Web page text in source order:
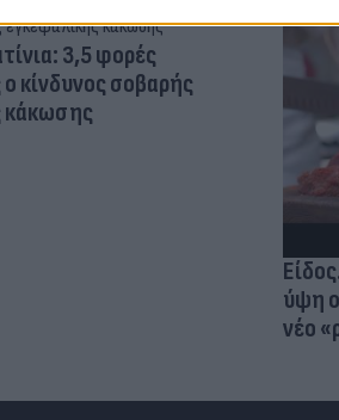
3,5 φορές
κίνδυνος σοβαρής
κάκωσης
ύψη
νέο